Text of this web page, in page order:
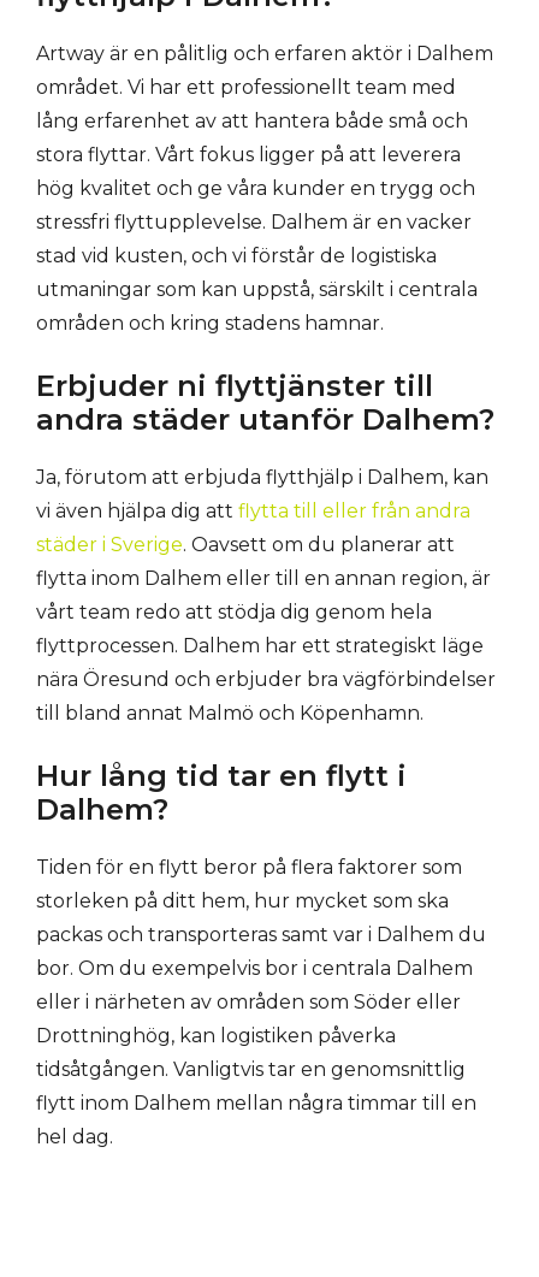
Artway är en pålitlig och erfaren aktör i Dalhem
området. Vi har ett professionellt team med
lång erfarenhet av att hantera både små och
stora flyttar. Vårt fokus ligger på att leverera
hög kvalitet och ge våra kunder en trygg och
stressfri flyttupplevelse. Dalhem är en vacker
stad vid kusten, och vi förstår de logistiska
utmaningar som kan uppstå, särskilt i centrala
områden och kring stadens hamnar.
Erbjuder ni flyttjänster till
andra städer utanför Dalhem?
Ja, förutom att erbjuda flytthjälp i Dalhem, kan
vi även hjälpa dig att flytta till eller från andra
städer i Sverige. Oavsett om du planerar att
flytta inom Dalhem eller till en annan region, är
vårt team redo att stödja dig genom hela
flyttprocessen. Dalhem har ett strategiskt läge
nära Öresund och erbjuder bra vägförbindelser
till bland annat Malmö och Köpenhamn.
Hur lång tid tar en flytt i
Dalhem?
Tiden för en flytt beror på flera faktorer som
storleken på ditt hem, hur mycket som ska
packas och transporteras samt var i Dalhem du
bor. Om du exempelvis bor i centrala Dalhem
eller i närheten av områden som Söder eller
Drottninghög, kan logistiken påverka
tidsåtgången. Vanligtvis tar en genomsnittlig
flytt inom Dalhem mellan några timmar till en
hel dag.